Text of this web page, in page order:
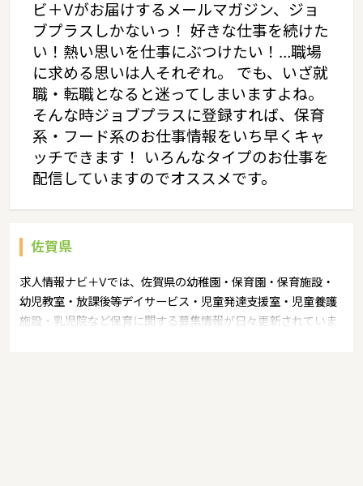
ビ＋Vがお届けするメールマガジン、ジョ
ブプラスしかないっ！ 好きな仕事を続けた
い！熱い思いを仕事にぶつけたい！…職場
に求める思いは人それぞれ。 でも、いざ就
職・転職となると迷ってしまいますよね。
そんな時ジョブプラスに登録すれば、保育
系・フード系のお仕事情報をいち早くキャ
ッチできます！ いろんなタイプのお仕事を
配信していますのでオススメです。
佐賀県
求人情報ナビ＋Vでは、佐賀県の幼稚園・保育園・保育施設・
幼児教室・放課後等デイサービス・児童発達支援室・児童養護
施設・乳児院など保育に関する募集情報が日々更新されていま